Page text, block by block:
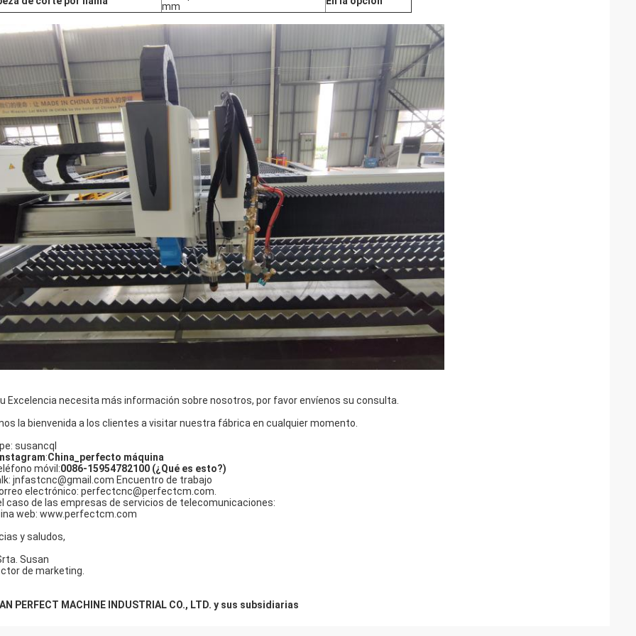
mm
Excelencia necesita más información sobre nosotros, por favor envíenos su consulta.
la bienvenida a los clientes a visitar nuestra fábrica en cualquier momento.
susancql
:China_perfecto máquina
móvil:0086-15954782100 (¿Qué es esto?)
jnfastcnc@gmail.com Encuentro de trabajo
electrónico: perfectcnc@perfectcm.com.
caso de las empresas de servicios de telecomunicaciones:
web: www.perfectcm.com
y saludos,
Susan
de marketing.
PERFECT MACHINE INDUSTRIAL CO., LTD. y sus subsidiarias